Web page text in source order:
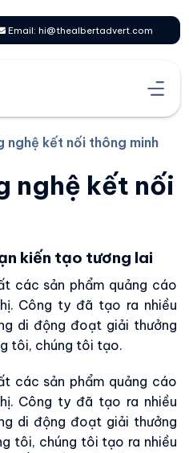
Email: hi@thealbertadvert.com
nghệ kết nối thông minh
nghệ kết nối
kiến tạo tương lai
các sản phẩm quảng cáo
Công ty đã tạo ra nhiều
di động đoạt giải thưởng
tôi, chúng tôi tạo.
các sản phẩm quảng cáo
Công ty đã tạo ra nhiều
di động đoạt giải thưởng
tôi, chúng tôi tạo ra nhiều